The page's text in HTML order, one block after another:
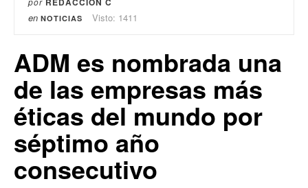
en NOTICIAS Visto: 1411
ADM es nombrada una
de las empresas más
éticas del mundo por
séptimo año
consecutivo